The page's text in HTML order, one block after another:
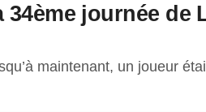
journée de
maintenant, un joueur